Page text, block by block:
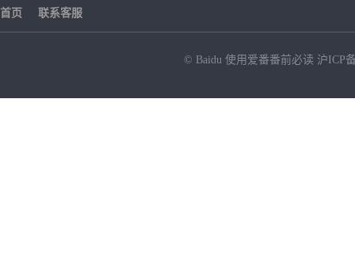
首页 联系客服
© Baidu 使用爱番番前必读 沪ICP